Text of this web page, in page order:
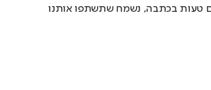
טעות בכתבה, נשמח שתשתפו אותנו